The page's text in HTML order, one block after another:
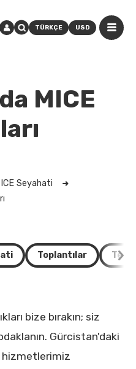
TÜRKÇE USD
MICE
Seyahati
Toplantılar
bize bırakın; siz
Gürcistan'daki
hizmetlerimiz